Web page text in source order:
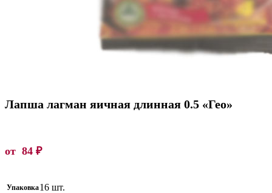
Лапша лагман яичная длинная 0.5 «Гео»
от 84 ₽
Упаковка16 шт.